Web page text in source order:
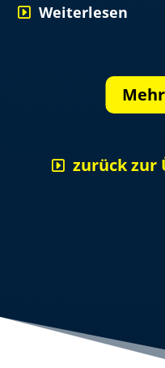
Weiterlesen
zurück zur